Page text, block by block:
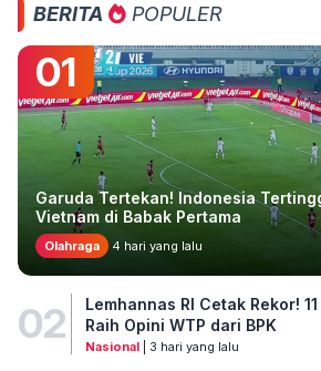
BERITA POPULER
01
Garuda Tertekan! Indonesia
Vietnam di Babak Pertama
Olahraga 4 hari yang lalu
02
Lemhannas RI Cetak Rekor!
Raih Opini WTP dari BPK
Nasional| 3 hari yang lalu